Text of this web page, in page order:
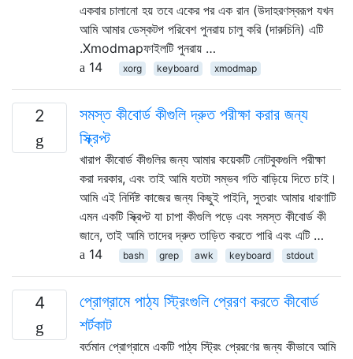
একবার চালানো হয় তবে একের পর এক রান (উদাহরণস্বরূপ যখন
আমি আমার ডেস্কটপ পরিবেশ পুনরায় চালু করি (দারুচিনি) এটি
.Xmodmapফাইলটি পুনরায় …
14
xorg keyboard xmodmap
2
সমস্ত কীবোর্ড কীগুলি দ্রুত পরীক্ষা করার জন্য
স্ক্রিপ্ট
খারাপ কীবোর্ড কীগুলির জন্য আমার কয়েকটি নোটবুকগুলি পরীক্ষা
করা দরকার, এবং তাই আমি যতটা সম্ভব গতি বাড়িয়ে দিতে চাই।
আমি এই নির্দিষ্ট কাজের জন্য কিছুই পাইনি, সুতরাং আমার ধারণাটি
এমন একটি স্ক্রিপ্ট যা চাপা কীগুলি পড়ে এবং সমস্ত কীবোর্ড কী
জানে, তাই আমি তাদের দ্রুত তাড়িত করতে পারি এবং এটি …
14
bash grep awk keyboard stdout
4
প্রোগ্রামে পাঠ্য স্ট্রিংগুলি প্রেরণ করতে কীবোর্ড
শর্টকাট
বর্তমান প্রোগ্রামে একটি পাঠ্য স্ট্রিং প্রেরণের জন্য কীভাবে আমি